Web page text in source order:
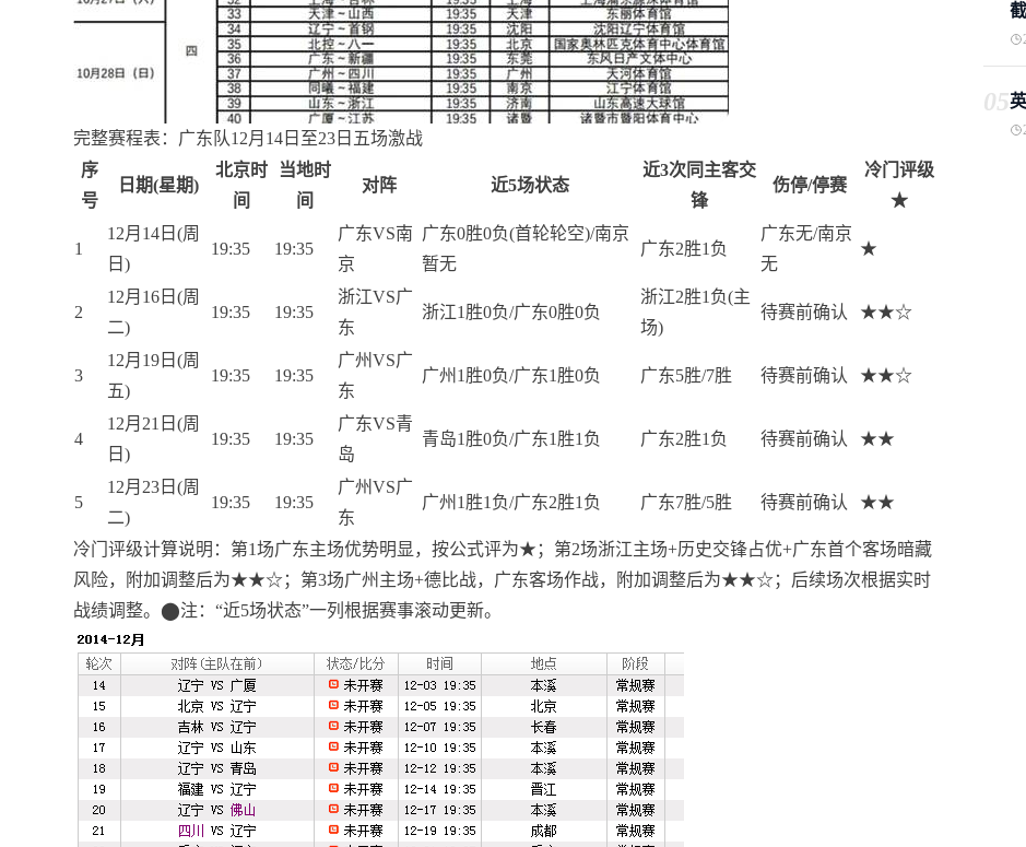
完整赛程表：广东队12月14日至23日五场激战
序
号
日期(星期)
北京时
间
当地时
间
对阵 近5场状态
近3次同主客交
锋
伤停/停赛
冷门评级
★
1
12月14日(周
日)
19:35 19:35
广东VS南
京
广东0胜0负(首轮轮空)/南京
暂无
广东2胜1负
广东无/南京
无
★
2
12月16日(周
二)
19:35 19:35
浙江VS广
东
浙江1胜0负/广东0胜0负
浙江2胜1负(主
场)
待赛前确认 ★★☆
3
12月19日(周
五)
19:35 19:35
广州VS广
东
广州1胜0负/广东1胜0负 广东5胜/7胜 待赛前确认 ★★☆
4
12月21日(周
日)
19:35 19:35
广东VS青
岛
青岛1胜0负/广东1胜1负 广东2胜1负 待赛前确认 ★★
5
12月23日(周
二)
19:35 19:35
广州VS广
东
广州1胜1负/广东2胜1负 广东7胜/5胜 待赛前确认 ★★
冷门评级计算说明：第1场广东主场优势明显，按公式评为★；第2场浙江主场+历史交锋占优+广东首个客场暗藏
风险，附加调整后为★★☆；第3场广州主场+德比战，广东客场作战，附加调整后为★★☆；后续场次根据实时
战绩调整。⬤注：“近5场状态”一列根据赛事滚动更新。
05